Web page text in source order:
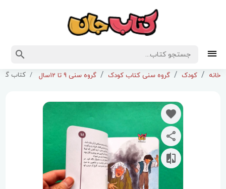
خانه کودک گروه سنی کتاب کودک گروه سنی 9 تا 12سال کتاب